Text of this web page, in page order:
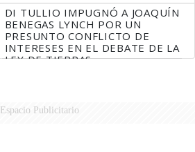
DI TULLIO IMPUGNÓ A JOAQUÍN
BENEGAS LYNCH POR UN
PRESUNTO CONFLICTO DE
INTERESES EN EL DEBATE DE LA
LEY DE TIERRAS
Espacio Publicitario